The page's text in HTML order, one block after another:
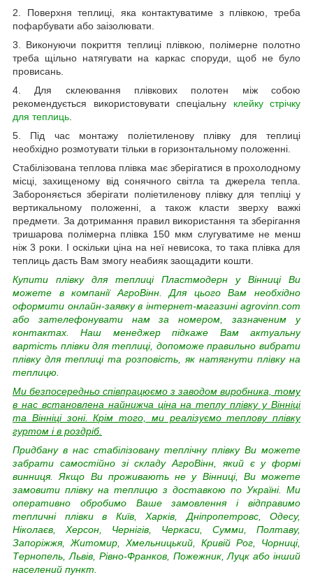
2. Поверхня теплиці, яка контактуватиме з плівкою, треба
пофарбувати або заізолювати.
3. Виконуючи покриття теплиці плівкою, полімерне полотно
треба щільно натягувати на каркас споруди, щоб не було
провисань.
4. Для склеювання плівкових полотен між собою
рекомендується використовувати спеціальну клейку стрічку
для теплиць
5. Під час монтажу поліетиленову плівку для теплиці
необхідно розмотувати тільки в горизонтальному положенні.
Стабілізована теплова плівка має зберігатися в прохолодному
місці, захищеному від сонячного світла та джерела тепла.
Забороняється зберігати поліетиленову плівку для тепліці у
вертикальному положенні, а також класти зверху важкі
предмети. За дотримання правил використання та зберігання
тришарова полімерна плівка 150 мкм слугуватиме не менш
ніж 3 роки. І оскільки ціна на неї невисока, то така плівка для
теплиць дасть Вам змогу неабияк заощадити кошти.
Купити плівку для теплиці Пластмодерн у Вінниці Ви
можете в компанії АгроВінн. Для цього Вам необхідно
оформити онлайн-заявку в інтернет-магазині agrovinn.com
або зателефонувати нам за номером, зазначеним у
контактах. Наш менеджер підкаже Вам актуальну
вартість плівки для теплиці, допоможе правильно вибрати
плівку для теплиці та розповість, як натягнути плівку на
теплицю.
Ми безпосередньо співпрацюємо з заводом виробника, тому
в нас встановлена найнижча ціна на теплу плівку у Вінніці
та Вінніці зоні. Крім того, ми реалізуємо теплову плівку
гуртом і в роздріб.
Придбану в нас стабілізовану теплічну плівку Ви можете
забрати самостійно зі складу АгроВінн, який є у формі
винниця. Якщо Ви проживають не у Вінниці, Ви можете
замовити плівку на теплицю з доставкою по Україні. Ми
оперативно обробимо Ваше замовлення і відправимо
тепличні плівки в Київ, Харків, Дніпропетровс, Одесу,
Ніколаєв, Херсон, Чернігів, Черкаси, Сумми, Полтаву,
Запоріжжя, Житомир, Хмельницький, Кривій Рог, Чорниці,
Тернопель, Львів, Рівно-Франков, Пожежник, Луцк або інший
населений пункт.